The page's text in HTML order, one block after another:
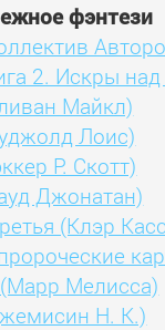
фэнтези
2. Искры
Майкл)
Лоис)
Р. Скотт)
Джонатан)
(Клэр
Мелисса)
Н. К.)